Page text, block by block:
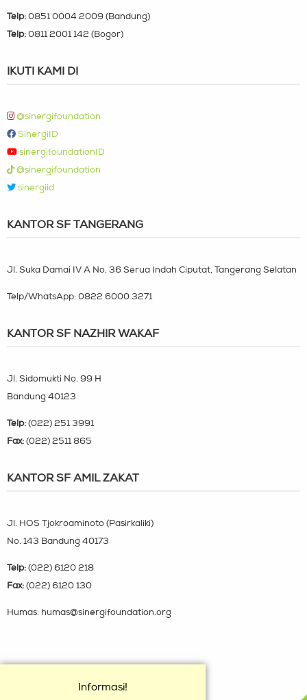
Telp: 0851 0004 2009 (Bandung)
Telp: 0811 2001 142 (Bogor)
IKUTI KAMI DI
@sinergifoundation
SinergiID
sinergifoundationID
@sinergifoundation
sinergiid
KANTOR SF TANGERANG
Jl. Suka Damai IV A No. 36 Serua Indah Ciputat, Tangerang Selatan
Telp/WhatsApp: 0822 6000 3271
KANTOR SF NAZHIR WAKAF
Jl. Sidomukti No. 99 H
Bandung 40123
Telp: (022) 251 3991
Fax: (022) 2511 865
KANTOR SF AMIL ZAKAT
Jl. HOS Tjokroaminoto (Pasirkaliki)
No. 143 Bandung 40173
Telp: (022) 6120 218
Fax: (022) 6120 130
Humas: humas@sinergifoundation.org
Informasi!